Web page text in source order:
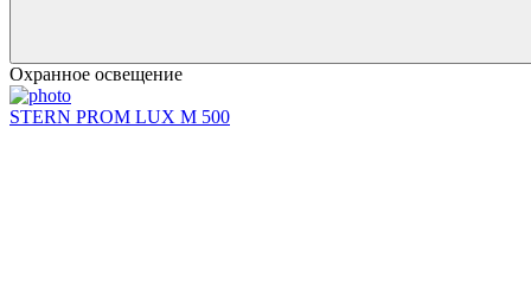
Охранное освещение
STERN PROM LUX M 500